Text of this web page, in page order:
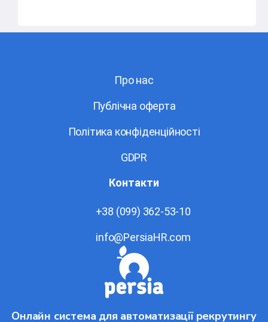
Онлайн система для автоматизації рекрутингу
Про нас
Публічна оферта
Політика конфіденційності
GDPR
Контакти
+38 (099) 362-53-10
info@PersiaHR.com